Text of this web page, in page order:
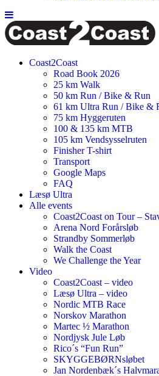
Coast2Coast
Road Book 2026
25 km Walk
50 km Run / Bike & Run
61 km Ultra Run / Bike &
75 km Hyggeruten
100 & 135 km MTB
105 km Vendsysselruten
Finisher T-shirt
Transport
Google Maps
FAQ
Læsø Ultra
Alle events
Coast2Coast on Tour –
Arena Nord Forårsløb
Strandby Sommerløb
Walk the Coast
We Challenge the Year
Video
Coast2Coast – video
Læsø Ultra – video
Nordic MTB Race
Norskov Marathon
Martec ½ Marathon
Nordjysk Jule Løb
Rico´s “Fun Run”
SKYGGEBØRNsløbet
Jan Nordenbæk´s